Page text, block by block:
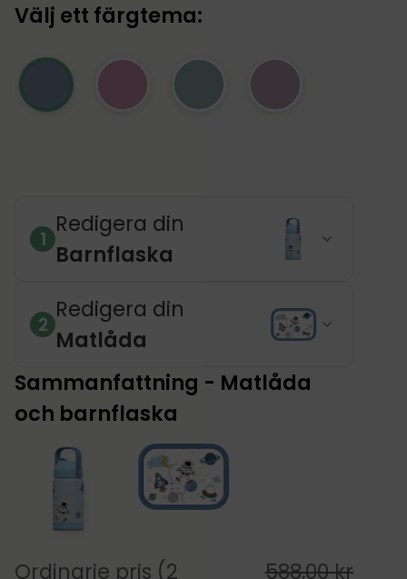
Välj ett färgtema:
1
Redigera din
Barnflaska
2
Redigera din
Matlåda
Sammanfattning - Matlåda
och barnflaska
Ordinarie pris (2 588,00kr